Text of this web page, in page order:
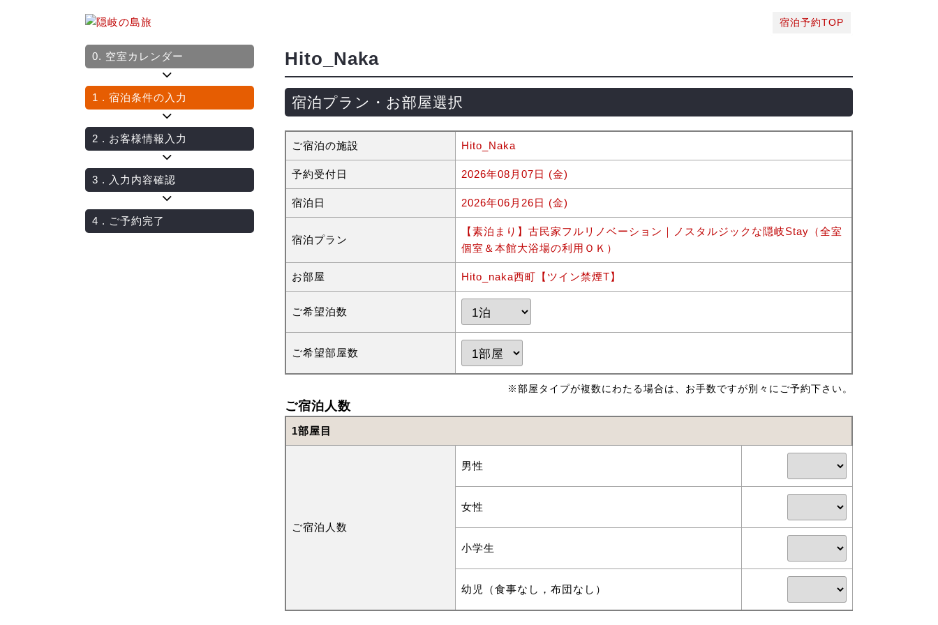
宿泊予約TOP
0. 空室カレンダー
1 . 宿泊条件の入力
2 . お客様情報入力
3 . 入力内容確認
4 . ご予約完了
Hito_Naka
宿泊プラン・お部屋選択
ご宿泊の施設 Hito_Naka
予約受付日 2026年08月07日 (金)
宿泊日 2026年06月26日 (金)
宿泊プラン
【素泊まり】古民家フルリノベーション｜ノスタルジックな隠岐Stay（全室
個室＆本館大浴場の利用ＯＫ）
お部屋 Hito_naka西町【ツイン禁煙T】
ご希望泊数
ご希望部屋数
※部屋タイプが複数にわたる場合は、お手数ですが別々にご予約下さい。
ご宿泊人数
1部屋目
ご宿泊人数
男性
女性
小学生
幼児（食事なし，布団なし）